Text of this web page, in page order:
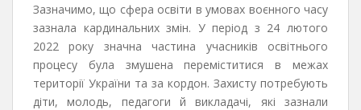
Зазначимо, що сфера освіти в умовах воєнного часу
зазнала кардинальних змін. У період з 24 лютого
2022 року значна частина учасників освітнього
процесу була змушена переміститися в межах
території України та за кордон. Захисту потребують
діти, молодь, педагоги й викладачі, які зазнали